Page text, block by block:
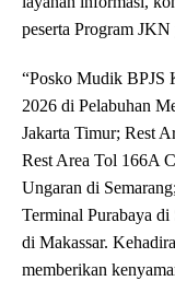
peserta Program
“Posko Mudik BPJS
2026 di Pelabuhan
Jakarta Timur; Rest
Rest Area Tol 166A
Ungaran di
Terminal Purabaya di
di Makassar.
memberikan